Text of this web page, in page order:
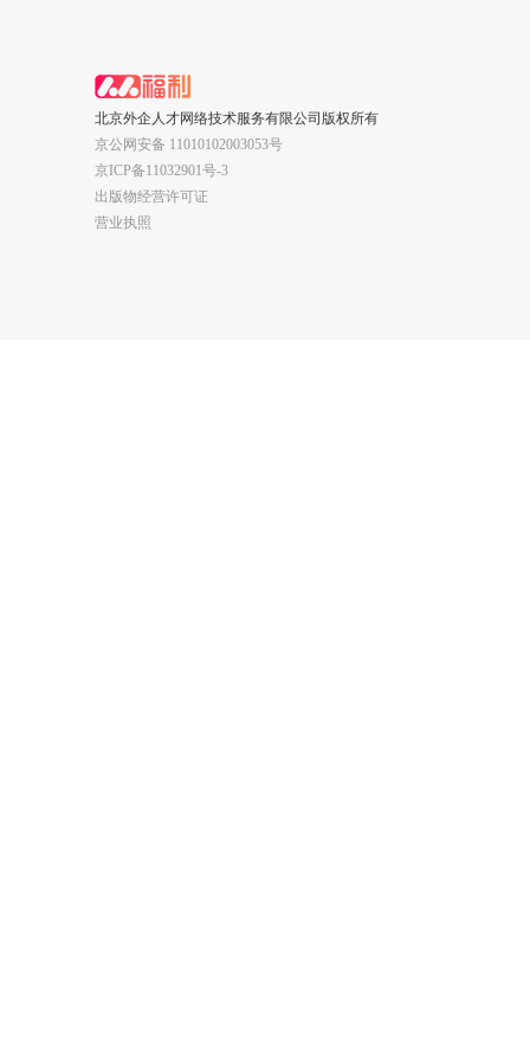
北京外企人才网络技术服务有限公司版权所有
京公网安备 11010102003053号
京ICP备11032901号-3
出版物经营许可证
营业执照